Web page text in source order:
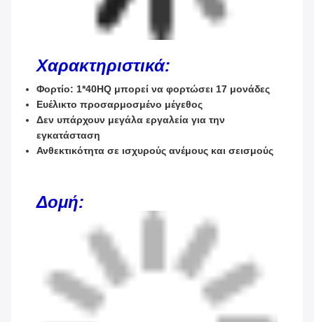
Χαρακτηριστικά:
Φορτίο: 1*40HQ μπορεί να φορτώσει 17 μονάδες
Ευέλικτο προσαρμοσμένο μέγεθος
Δεν υπάρχουν μεγάλα εργαλεία για την
εγκατάσταση
Ανθεκτικότητα σε ισχυρούς ανέμους και σεισμούς
Δομή: